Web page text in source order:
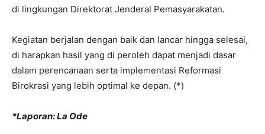
di lingkungan Direktorat Jenderal Pemasyarakatan.
Kegiatan berjalan dengan baik dan lancar hingga selesai,
di harapkan hasil yang di peroleh dapat menjadi dasar
dalam perencanaan serta implementasi Reformasi
Birokrasi yang lebih optimal ke depan. (*)
*Laporan: La Ode